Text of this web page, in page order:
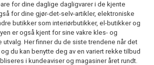
for dine daglige dagligvarer i de kjente
for dine gjør-det-selv-artikler, elektroniske
butikker som interiørbutikker, el-butikker og
er også kjent for sine vakre kles- og
utvalg. Her finner du de siste trendene når det
du kan benytte deg av en variert rekke tilbud
i kundeaviser og magasiner året rundt.